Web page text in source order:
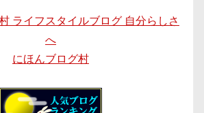
にほんブログ村